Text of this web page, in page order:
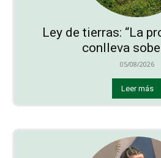
Ley de tierras: “La
conlleva
05/08/2026
Leer más